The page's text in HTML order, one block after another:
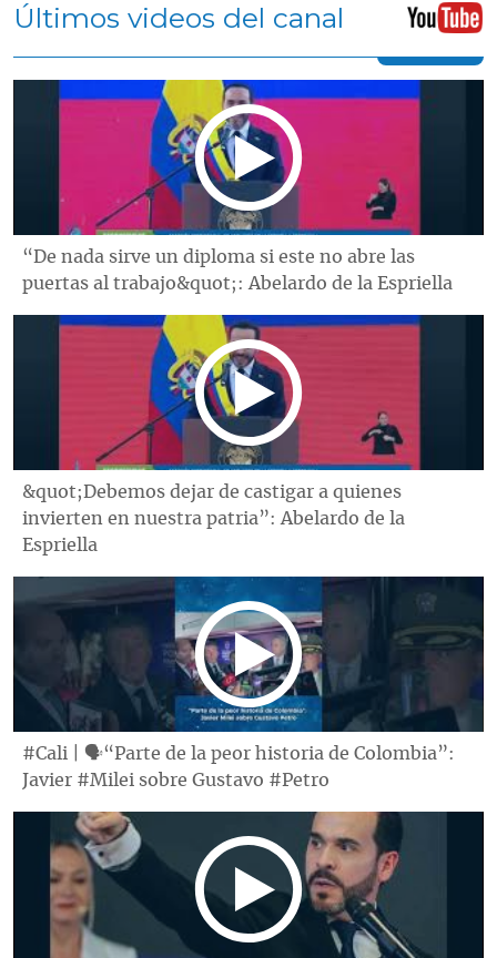
Últimos videos del canal
“De nada sirve un diploma si este no abre las
puertas al trabajo&quot;: Abelardo de la Espriella
&quot;Debemos dejar de castigar a quienes
invierten en nuestra patria”: Abelardo de la
Espriella
#Cali | 🗣“Parte de la peor historia de Colombia”:
Javier #Milei sobre Gustavo #Petro